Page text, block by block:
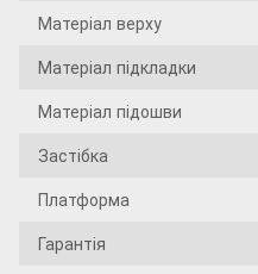
Матеріал верху
Матеріал підкладки
Матеріал підошви
Застібка
Платформа
Гарантія